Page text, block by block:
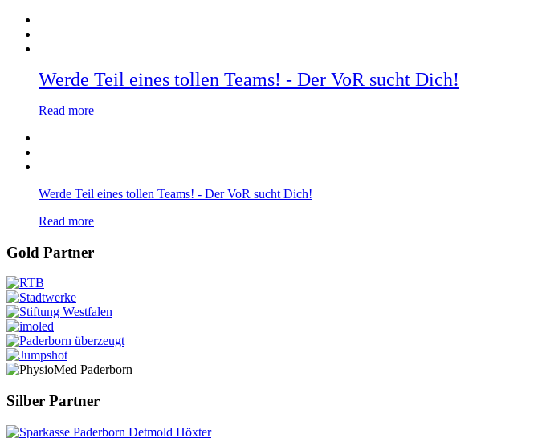
Werde Teil eines tollen Teams! - Der VoR sucht Dich!
Read more
Werde Teil eines tollen Teams! - Der VoR sucht Dich!
Read more
Gold Partner
Silber Partner